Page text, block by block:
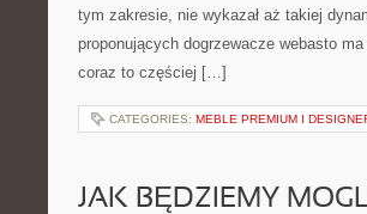
tym zakresie, nie wykazał aż takiej
proponujących dogrzewacze webasto
coraz to częściej […]
CATEGORIES: MEBLE PREMIUM I
JAK BĘDZIEMY